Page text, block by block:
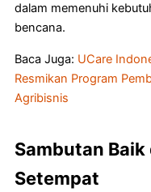
dalam memenuhi
bencana.
Baca Juga: UCare
Resmikan Program
Agribisnis
Sambutan
Setempat